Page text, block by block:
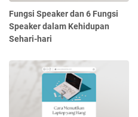
Fungsi Speaker dan 6 Fungsi
Speaker dalam Kehidupan
Sehari-hari